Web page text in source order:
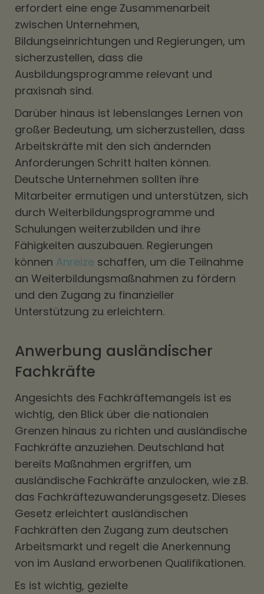
erfordert eine enge Zusammenarbeit
zwischen Unternehmen,
Bildungseinrichtungen und Regierungen, um
sicherzustellen, dass die
Ausbildungsprogramme relevant und
praxisnah sind.
Darüber hinaus ist lebenslanges Lernen von
großer Bedeutung, um sicherzustellen, dass
Arbeitskräfte mit den sich ändernden
Anforderungen Schritt halten können.
Deutsche Unternehmen sollten ihre
Mitarbeiter ermutigen und unterstützen, sich
durch Weiterbildungsprogramme und
Schulungen weiterzubilden und ihre
Fähigkeiten auszubauen. Regierungen
können Anreize schaffen, um die Teilnahme
an Weiterbildungsmaßnahmen zu fördern
und den Zugang zu finanzieller
Unterstützung zu erleichtern.
Anwerbung ausländischer
Fachkräfte
Angesichts des Fachkräftemangels ist es
wichtig, den Blick über die nationalen
Grenzen hinaus zu richten und ausländische
Fachkräfte anzuziehen. Deutschland hat
bereits Maßnahmen ergriffen, um
ausländische Fachkräfte anzulocken, wie z.B.
das Fachkräftezuwanderungsgesetz. Dieses
Gesetz erleichtert ausländischen
Fachkräften den Zugang zum deutschen
Arbeitsmarkt und regelt die Anerkennung
von im Ausland erworbenen Qualifikationen.
Es ist wichtig, gezielte